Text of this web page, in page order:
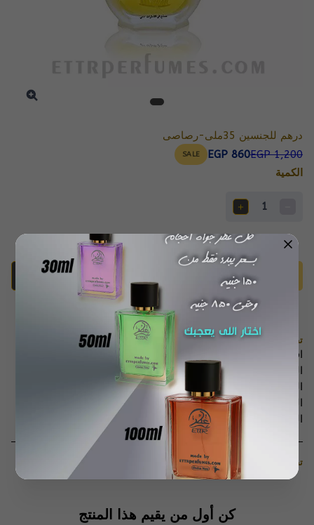
درهم للجنسين 35ملى-رصاصى
EGP 1,200
EGP 860
SALE
الكمية
1
أضف للسلة اشتري الآن
سياسات الشحن، الإرجاع، والاسترداد
تفاصيل المنتج
افتتاحية العطر: الصفير، الليمون، اليوسفي، البرتقال، زهر
البرتقال، الكشمش الأسود، الأوراق الخضراء
النوتات المتوسطة: الزنبق، الإيلنغ، القرنفل، الورد، زنبق الوادي،
الياسمين
النوتات القاعدية: خشب الصندل، نجيل الهند، البلسم
تقييمات العملاء الموثقة
كن أول من يقيم هذا المنتج